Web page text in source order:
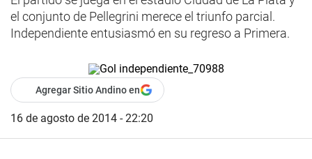
el conjunto de Pellegrini merece el triunfo parcial.
Independiente entusiasmó en su regreso a Primera.
Agregar Sitio Andino en
16 de agosto de 2014 - 22:20